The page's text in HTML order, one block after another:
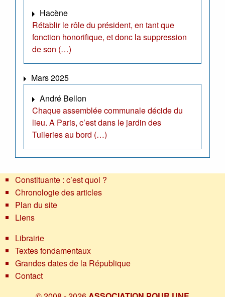
Hacène
Rétablir le rôle du président, en tant que
fonction honorifique, et donc la suppression
de son (…)
Mars 2025
André Bellon
Chaque assemblée communale décide du
lieu. A Paris, c’est dans le jardin des
Tuileries au bord (…)
Constituante : c’est quoi ?
Chronologie des articles
Plan du site
Liens
Librairie
Textes fondamentaux
Grandes dates de la République
Contact